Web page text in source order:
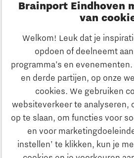
Brainport Eindhoven
van
Welkom! Leuk dat je
opdoen of deelneemt
programma’s en
en derde partijen, op onze
cookies. We gebruiken
websiteverkeer te analyseren,
op te slaan, om functies voor
en voor
instellen’ te klikken, kun je
Ontdek Brainport
Innovatie
Ondernemen
Innovatie
Ondernemen
Onderwijs
Maatschappelijk
Strategie & Organisatie
Zoeken
Contact